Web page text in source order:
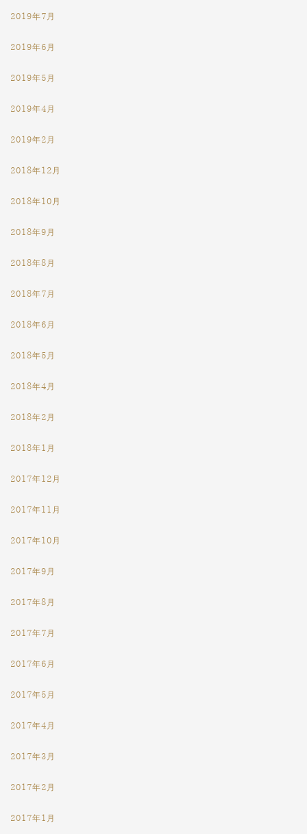
2019年7月
2019年6月
2019年5月
2019年4月
2019年2月
2018年12月
2018年10月
2018年9月
2018年8月
2018年7月
2018年6月
2018年5月
2018年4月
2018年2月
2018年1月
2017年12月
2017年11月
2017年10月
2017年9月
2017年8月
2017年7月
2017年6月
2017年5月
2017年4月
2017年3月
2017年2月
2017年1月